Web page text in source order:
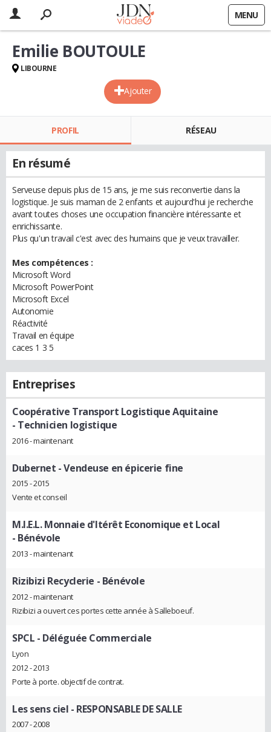
MENU
Ajouter
Emilie BOUTOULE
LIBOURNE
PROFIL RÉSEAU
En résumé
Serveuse depuis plus de 15 ans, je me suis reconvertie dans la
logistique. Je suis maman de 2 enfants et aujourd'hui je recherche
avant toutes choses une occupation financière intéressante et
enrichissante.
Plus qu'un travail c'est avec des humains que je veux travailler.
Mes compétences :
Microsoft Word
Microsoft PowerPoint
Microsoft Excel
Autonomie
Réactivité
Travail en équipe
caces 1 3 5
Entreprises
Coopérative Transport Logistique Aquitaine
- Technicien logistique
2016 - maintenant
Dubernet - Vendeuse en épicerie fine
2015 - 2015
Vente et conseil
M.I.E.L. Monnaie d'Itérêt Economique et Local
- Bénévole
2013 - maintenant
Rizibizi Recyclerie - Bénévole
2012 - maintenant
Rizibizi a ouvert ces portes cette année à Salleboeuf.
SPCL - Déléguée Commerciale
Lyon
2012 - 2013
Porte à porte. objectif de contrat.
Les sens ciel - RESPONSABLE DE SALLE
2007 - 2008